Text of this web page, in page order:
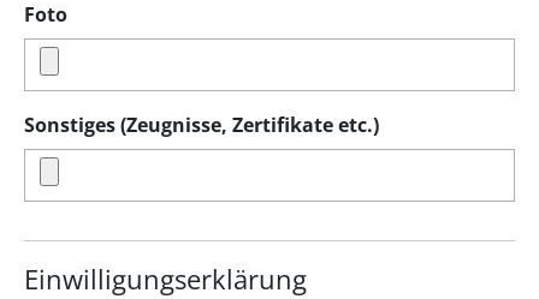
Foto
Sonstiges (Zeugnisse, Zertifikate etc.)
Einwilligungserklärung